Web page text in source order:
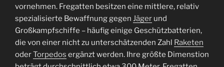
vornehmen. Fregatten besitzen eine mittlere, relativ
spezialisierte Bewaffnung gegen Jäger und
Großkampfschiffe – häufig einige Geschützbatterien,
die von einer nicht zu unterschätzenden Zahl Raketen
oderTorpedos ergänzt werden. Ihre größte Dimenstion